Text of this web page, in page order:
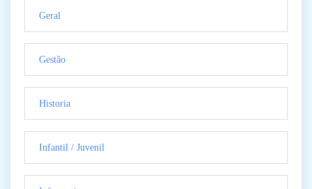
Geral
Gestão
Historia
Infantil / Juvenil